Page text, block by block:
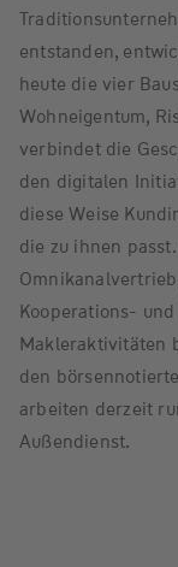
entstanden,
heute die vier
Wohneigentum,
verbindet die
den digitalen
diese Weise
die zu ihnen
Kooperations-
Makleraktivitäten
den
arbeiten derzeit
Außendienst.